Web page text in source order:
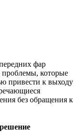
фар
проблемы, которые
привести к выходу
без обращения к